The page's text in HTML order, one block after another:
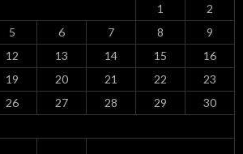
1
2
5 6 7 8
9
12 13 14 15
16
19 20 21 22
23
26 27 28 29
30